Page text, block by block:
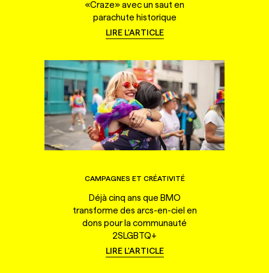
«Craze» avec un saut en
parachute historique
LIRE L'ARTICLE
CAMPAGNES ET CRÉATIVITÉ
Déjà cinq ans que BMO
transforme des arcs-en-ciel en
dons pour la communauté
2SLGBTQ+
LIRE L'ARTICLE